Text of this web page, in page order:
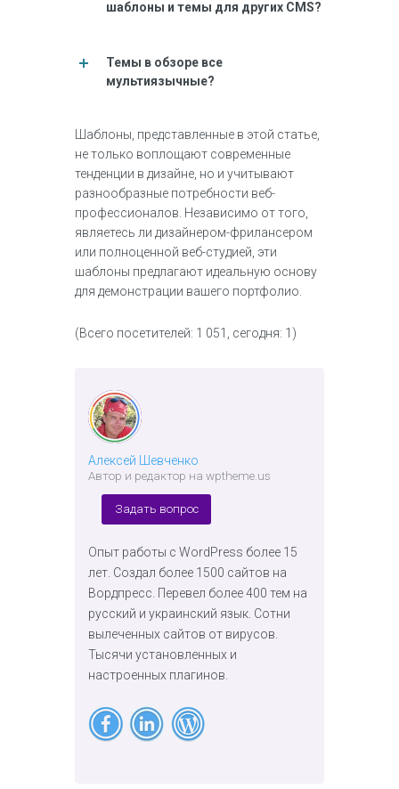
шаблоны и темы для других CMS?
Темы в обзоре все
мультиязычные?
Шаблоны, представленные в этой статье,
не только воплощают современные
тенденции в дизайне, но и учитывают
разнообразные потребности веб-
профессионалов. Независимо от того,
являетесь ли дизайнером-фрилансером
или полноценной веб-студией, эти
шаблоны предлагают идеальную основу
для демонстрации вашего портфолио.
(Всего посетителей: 1 051, сегодня: 1)
Алексей Шевченко
Автор и редактор на wptheme.us
Задать вопрос
Опыт работы с WordPress более 15
лет. Создал более 1500 сайтов на
Вордпресс. Перевел более 400 тем на
русский и украинский язык. Сотни
вылеченных сайтов от вирусов.
Тысячи установленных и
настроенных плагинов.